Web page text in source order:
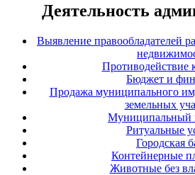
Деятельность
Выявление правообладателей
Противодействие
Бюджет и
Продажа муниципального
земельных
Муниципальный
Ритуальные
Городская
Контейнерные
Животные без